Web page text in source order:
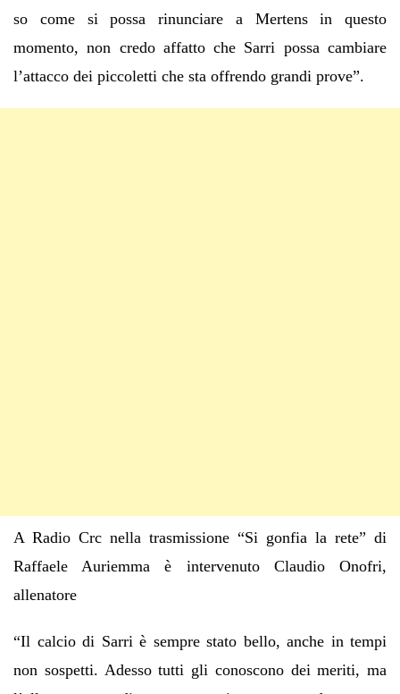
so come si possa rinunciare a Mertens in questo
momento, non credo affatto che Sarri possa cambiare
l’attacco dei piccoletti che sta offrendo grandi prove”.
A Radio Crc nella trasmissione “Si gonfia la rete” di
Raffaele Auriemma è intervenuto Claudio Onofri,
allenatore
“Il calcio di Sarri è sempre stato bello, anche in tempi
non sospetti. Adesso tutti gli conoscono dei meriti, ma